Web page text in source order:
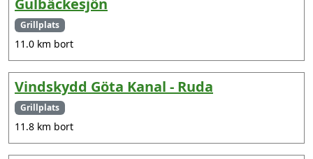
Gulbäckesjön
Grillplats
11.0 km bort
Vindskydd Göta Kanal - Ruda
Grillplats
11.8 km bort